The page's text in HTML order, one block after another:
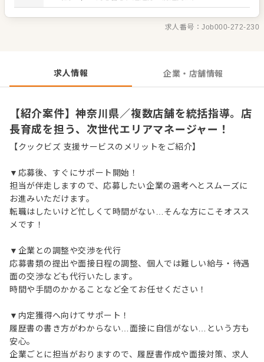
求人番号：Job000-272-230
求人情報 企業・店舗情報
【紹介案件】神奈川県／複数店舗を統括指導。店
長育成を担う、次世代エリアマネージャー！
【クックビズ 支援サービスのメリットをご紹介】
▼応募後、すぐにサポート開始！
担当が伴走しますので、応募したい企業の選考へとスムーズに
お進みいただけます。
転職はしたいけど忙しくて時間がない…そんな方にこそオスス
メです！
▼企業との調整や交渉を代行
応募書類の提出や面接日程の調整、個人では難しい給与・待遇
面の交渉なども代行いたします。
時間や手間のかかることなど全てお任せください！
▼内定獲得へ向けてサポート！
履歴書の書き方がわからない…面接に自信がない…という方も
安心。
企業ごとに担当がおりますので、履歴書作成や面接対策、求人